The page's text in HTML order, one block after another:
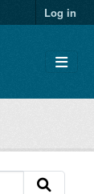
Log in